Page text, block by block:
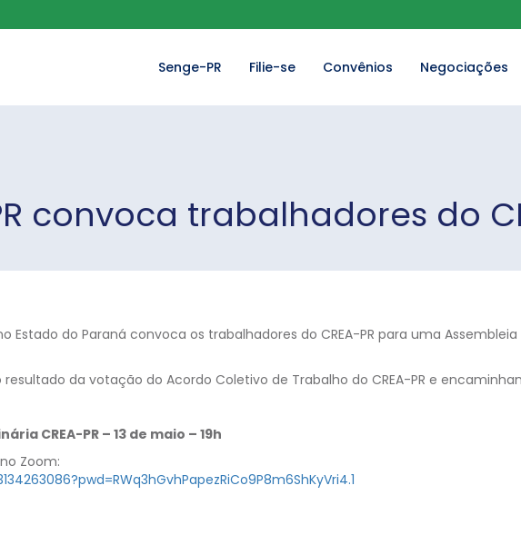
Senge-PR Filie-se Convênios Negociações
convoca trabalhadores do
Estado do Paraná convoca os trabalhadores do CREA-PR para uma
da votação do Acordo Coletivo de Trabalho do CREA-PR e
CREA-PR – 13 de maio – 19h
Zoom: